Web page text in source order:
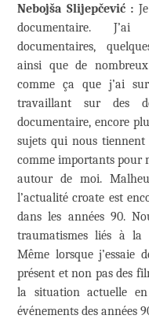
Nebojša Slijepčević :
documentaire. J’ai
documentaires,
ainsi que de
comme ça que j’ai
travaillant sur des
documentaire, encore
sujets qui nous
comme importants pour
autour de moi.
l’actualité croate est
dans les années 90.
traumatismes liés à la
Même lorsque j’essaie
présent et non pas des
la situation actuelle
événements des années